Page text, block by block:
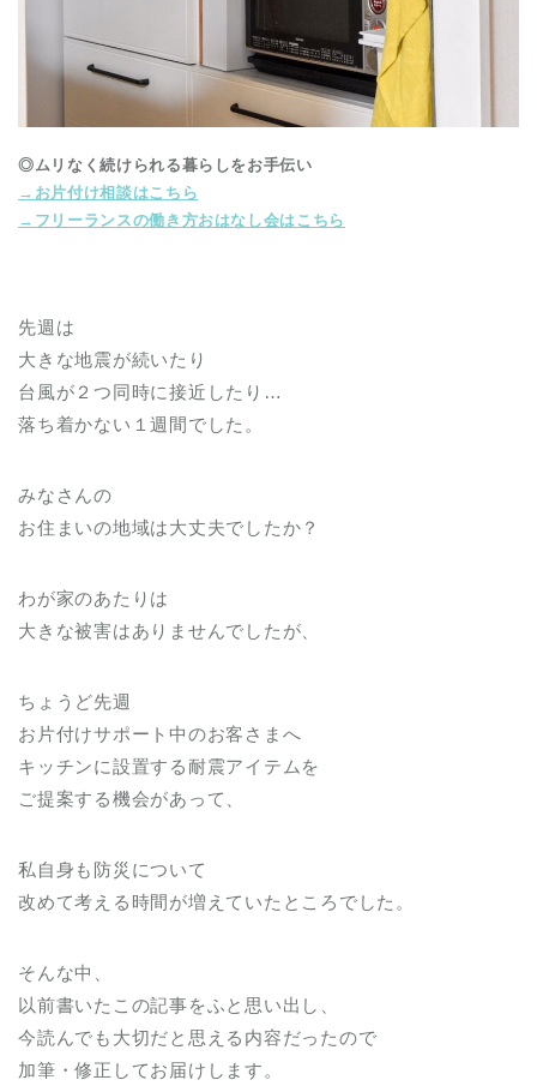
◎ムリなく続けられる暮らしをお手伝い
→お片付け相談はこちら
→フリーランスの働き方おはなし会はこちら
先週は
大きな地震が続いたり
台風が２つ同時に接近したり…
落ち着かない１週間でした。
みなさんの
お住まいの地域は大丈夫でしたか？
わが家のあたりは
大きな被害はありませんでしたが、
ちょうど先週
お片付けサポート中のお客さまへ
キッチンに設置する耐震アイテムを
ご提案する機会があって、
私自身も防災について
改めて考える時間が増えていたところでした。
そんな中、
以前書いたこの記事をふと思い出し、
今読んでも大切だと思える内容だったので
加筆・修正してお届けします。